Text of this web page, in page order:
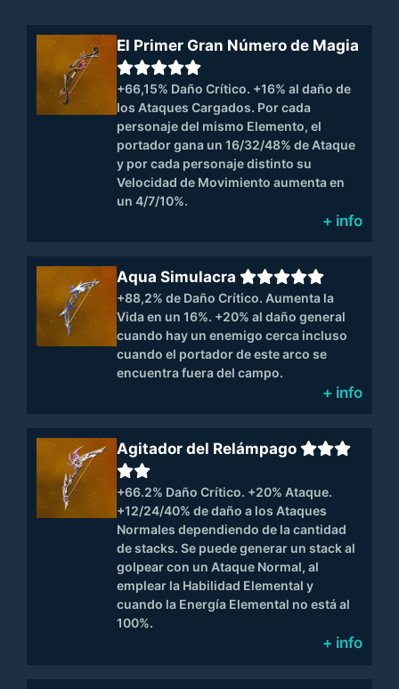
El Primer Gran Número de Magia
+66,15% Daño Crítico. +16% al daño de
los Ataques Cargados. Por cada
personaje del mismo Elemento, el
portador gana un 16/32/48% de Ataque
y por cada personaje distinto su
Velocidad de Movimiento aumenta en
un 4/7/10%.
+ info
Aqua Simulacra
+88,2% de Daño Crítico. Aumenta la
Vida en un 16%. +20% al daño general
cuando hay un enemigo cerca incluso
cuando el portador de este arco se
encuentra fuera del campo.
+ info
Agitador del Relámpago
+66.2% Daño Crítico. +20% Ataque.
+12/24/40% de daño a los Ataques
Normales dependiendo de la cantidad
de stacks. Se puede generar un stack al
golpear con un Ataque Normal, al
emplear la Habilidad Elemental y
cuando la Energía Elemental no está al
100%.
+ info